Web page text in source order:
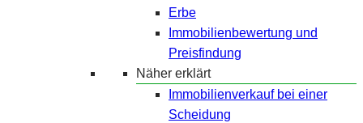
Erbe
Immobilienbewertung und
Preisfindung
Näher erklärt
Immobilienverkauf bei einer
Scheidung